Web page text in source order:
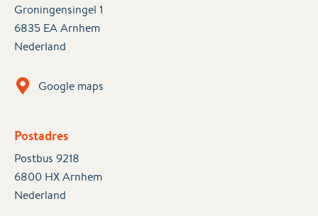
Groningensingel 1
6835 EA Arnhem
Nederland
Google maps
Postadres
Postbus 9218
6800 HX Arnhem
Nederland